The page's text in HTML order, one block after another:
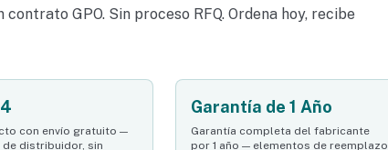
GPO. Sin proceso RFQ. Ordena hoy, recibe
con envío gratuito —
de distribuidor, sin
Garantía de 1 Año
Garantía completa del fabricante
por 1 año — elementos de reemplazo